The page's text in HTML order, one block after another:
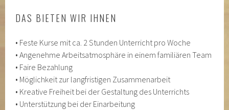
DAS BIETEN WIR IHNEN
• Feste Kurse mit ca. 2 Stunden Unterricht pro Woche
• Angenehme Arbeitsatmosphäre in einem familiären Team
• Faire Bezahlung
• Möglichkeit zur langfristigen Zusammenarbeit
• Kreative Freiheit bei der Gestaltung des Unterrichts
• Unterstützung bei der Einarbeitung